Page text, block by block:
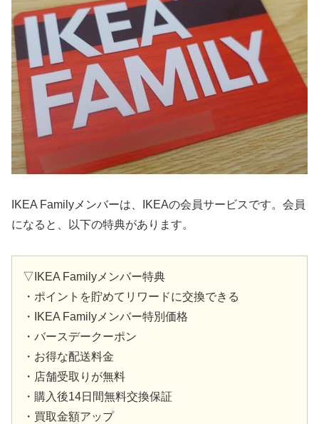
IKEA Familyメンバーは、IKEAの会員サービスです。会員
になると、以下の特典があります。
▽IKEA Familyメンバー特典
・ポイントを貯めてリワードに交換できる
・IKEA Familyメンバー特別価格
・バースデークーポン
・お得な配送料金
・店舗受取りが無料
・購入後14日間無料交換保証
・買取金額アップ